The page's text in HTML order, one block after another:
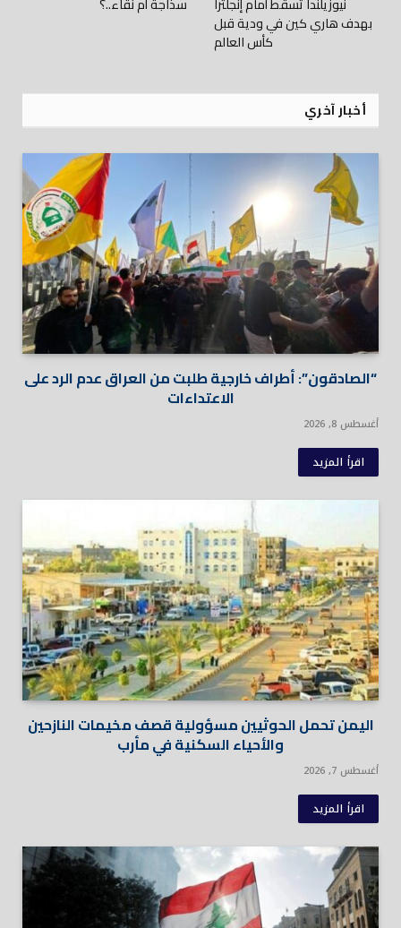
بهدف هاري كين في ودية قبل
كأس العالم
أخبار آخري
“الصادقون”: أطراف خارجية طلبت من العراق عدم الرد على
الاعتداءات
أغسطس 8, 2026
اقرأ المزيد
اليمن تحمل الحوثيين مسؤولية قصف مخيمات النازحين
والأحياء السكنية في مأرب
أغسطس 7, 2026
اقرأ المزيد